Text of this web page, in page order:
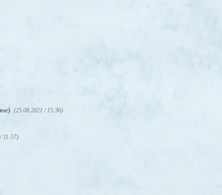
(25.08.2021 / 15:36)
11:57)